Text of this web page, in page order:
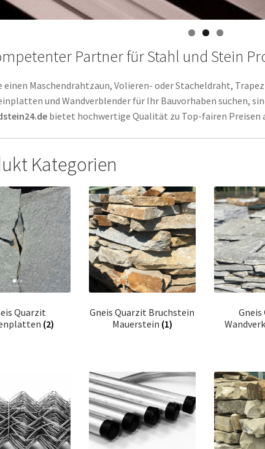
Partner für Stahl und Stein
einen Maschendrahtzaun, Volieren- oder Stacheldraht,
und Wandverblender für Ihr Bauvorhaben suchen,
bietet hochwertige Qualität zu Top-fairen Preisen
Kategorien
Quarzit
(2)
Gneis Quarzit Bruchstein
Mauerstein (1)